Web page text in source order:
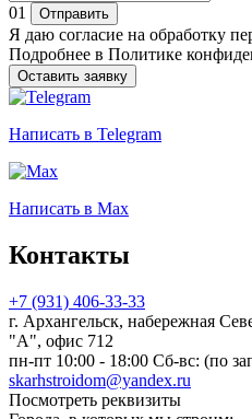
01
Отправить
Я даю согласие на обработку
Подробнее в Политике
Оставить заявку
Написать в Telegram
Написать в Max
Контакты
+7 (931) 406-33-33
г. Архангельск, набережная
"А", офис 712
пн-пт 10:00 - 18:00 Сб-вс: (по
skarhstroidom@yandex.ru
Посмотреть реквизиты